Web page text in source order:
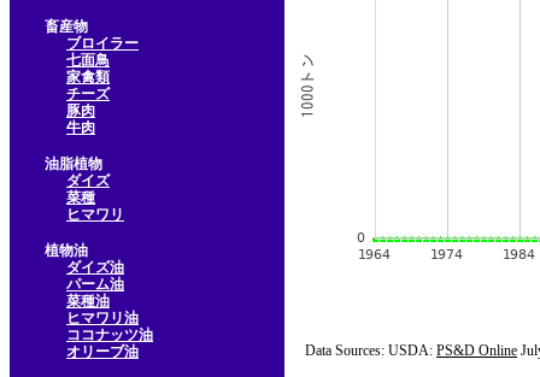
畜産物
ブロイラー
七面鳥
家禽類
チーズ
豚肉
牛肉
油脂植物
ダイズ
菜種
ヒマワリ
植物油
ダイズ油
パーム油
菜種油
ヒマワリ油
ココナッツ油
オリーブ油
Data Sources: USDA: PS&D Online